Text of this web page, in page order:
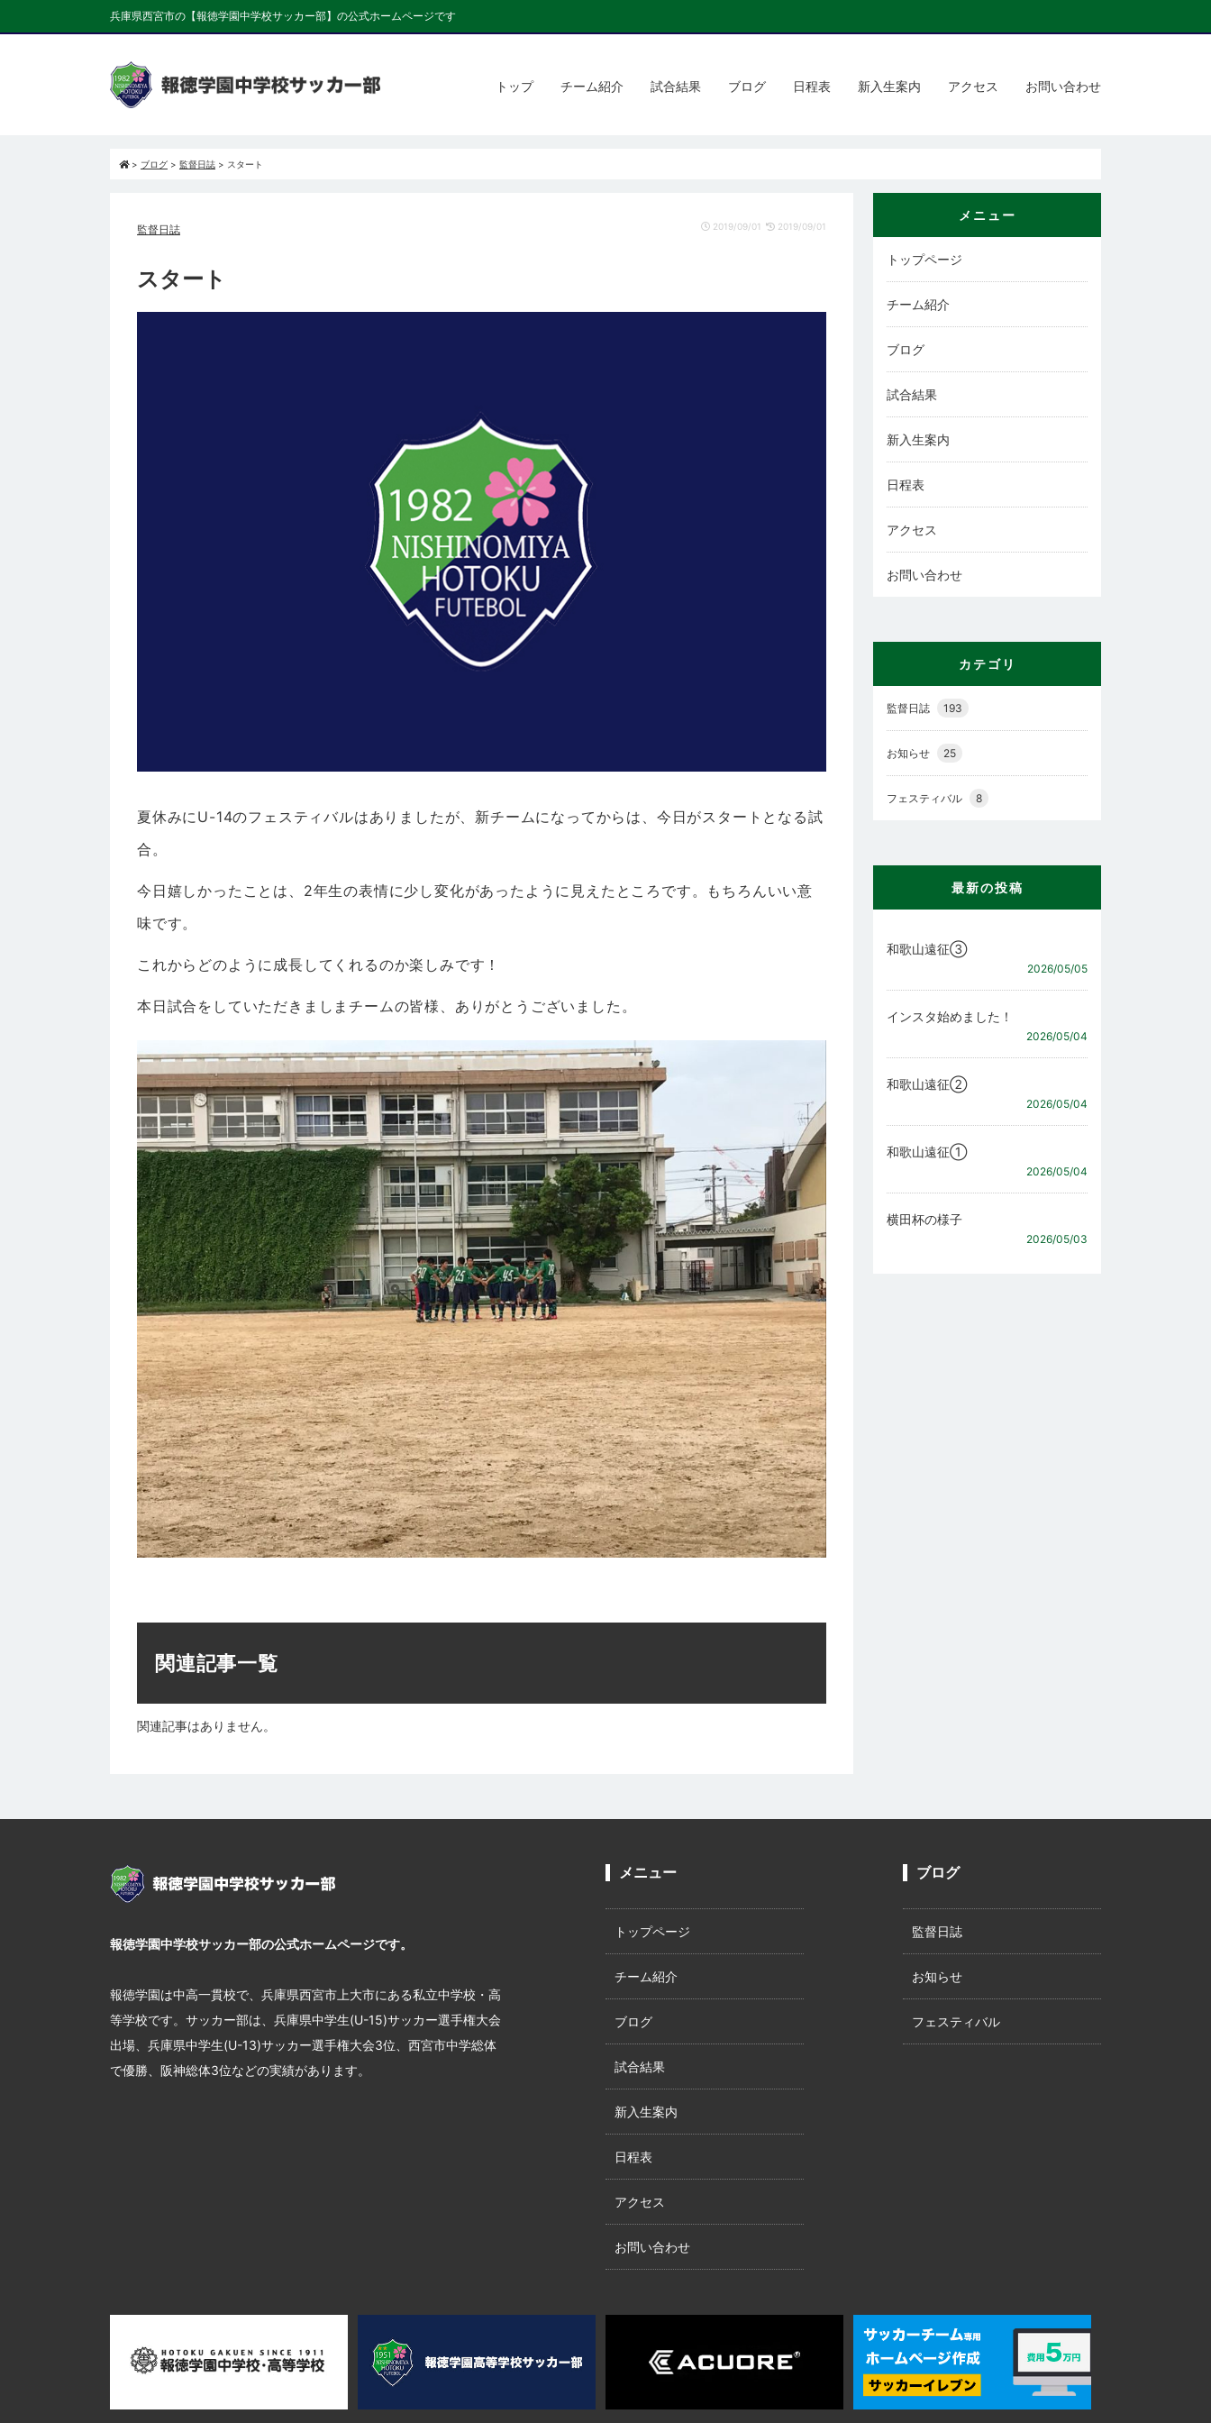
兵庫県西宮市の【報徳学園中学校サッカー部】の公式ホームページです
トップ チーム紹介 試合結果 ブログ 日程表 新入生案内 アクセス お問い合わせ
> ブログ > 監督日誌 > スタート
監督日誌 2019/09/01 2019/09/01
スタート
夏休みにU-14のフェスティバルはありましたが、新チームになってからは、今日がスタートとなる試
合。
今日嬉しかったことは、2年生の表情に少し変化があったように見えたところです。もちろんいい意
味です。
これからどのように成長してくれるのか楽しみです！
本日試合をしていただきましまチームの皆様、ありがとうございました。
関連記事一覧
関連記事はありません。
メニュー
トップページ
チーム紹介
ブログ
試合結果
新入生案内
日程表
アクセス
お問い合わせ
カテゴリ
監督日誌 193
お知らせ 25
フェスティバル 8
最新の投稿
和歌山遠征③
2026/05/05
インスタ始めました！
2026/05/04
和歌山遠征②
2026/05/04
和歌山遠征①
2026/05/04
横田杯の様子
2026/05/03
報徳学園中学校サッカー部の公式ホームページです。
報徳学園は中高一貫校で、兵庫県西宮市上大市にある私立中学校・高
等学校です。サッカー部は、兵庫県中学生(U-15)サッカー選手権大会
出場、兵庫県中学生(U-13)サッカー選手権大会3位、西宮市中学総体
で優勝、阪神総体3位などの実績があります。
メニュー
トップページ
チーム紹介
ブログ
試合結果
新入生案内
日程表
アクセス
お問い合わせ
ブログ
監督日誌
お知らせ
フェスティバル